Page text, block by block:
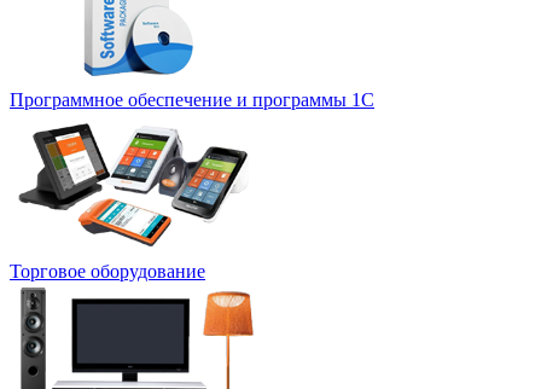
Программное обеспечение и программы 1С
Торговое оборудование